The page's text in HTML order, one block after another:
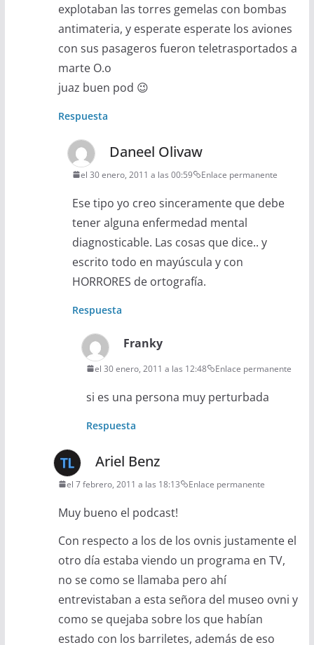
explotaban las torres gemelas con bombas
antimateria, y esperate esperate los aviones
con sus pasageros fueron teletrasportados a
marte O.o
juaz buen pod 😉
Respuesta
Daneel Olivaw
el 30 enero, 2011 a las 00:59 Enlace permanente
Ese tipo yo creo sinceramente que debe
tener alguna enfermedad mental
diagnosticable. Las cosas que dice.. y
escrito todo en mayúscula y con
HORRORES de ortografía.
Respuesta
Franky
el 30 enero, 2011 a las 12:48 Enlace permanente
si es una persona muy perturbada
Respuesta
Ariel Benz
el 7 febrero, 2011 a las 18:13 Enlace permanente
Muy bueno el podcast!
Con respecto a los de los ovnis justamente el
otro día estaba viendo un programa en TV,
no se como se llamaba pero ahí
entrevistaban a esta señora del museo ovni y
como se quejaba sobre los que habían
estado con los barriletes, además de eso